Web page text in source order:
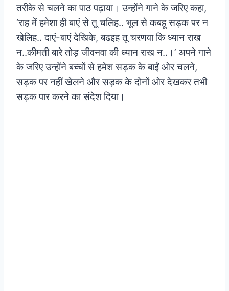
तरीके से चलने का पाठ पढ़ाया। उन्होंने गाने के जरिए कहा,
‘राह में हमेशा ही बाएं से तू चलिह.. भूल से कबहू सड़क पर न
खेलिह.. दाएं-बाएं देखिके, बढइह तू चरणवा कि ध्यान राख
न..कीमती बारे तोड़ जीवनवा की ध्यान राख न..।’ अपने गाने
के जरिए उन्होंने बच्चों से हमेश सड़क के बाईं ओर चलने,
सड़क पर नहीं खेलने और सड़क के दोनों ओर देखकर तभी
सड़क पार करने का संदेश दिया।